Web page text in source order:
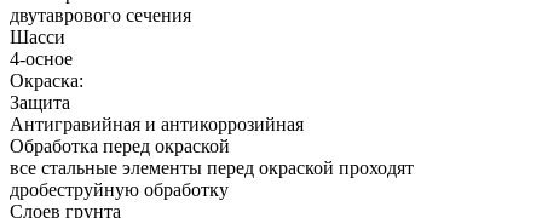
двутаврового сечения
Шасси
4-осное
Окраска:
Защита
Антигравийная и антикоррозийная
Обработка перед окраской
все стальные элементы перед окраской проходят
дробеструйную обработку
Слоев грунта